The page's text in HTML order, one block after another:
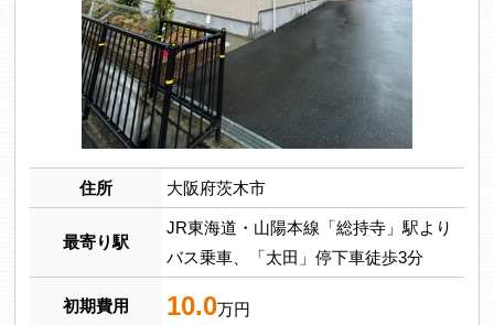
住所 大阪府茨木市
最寄り駅
JR東海道・山陽本線「総持寺」駅より
バス乗車、「太田」停下車徒歩3分
初期費用 10.0万円